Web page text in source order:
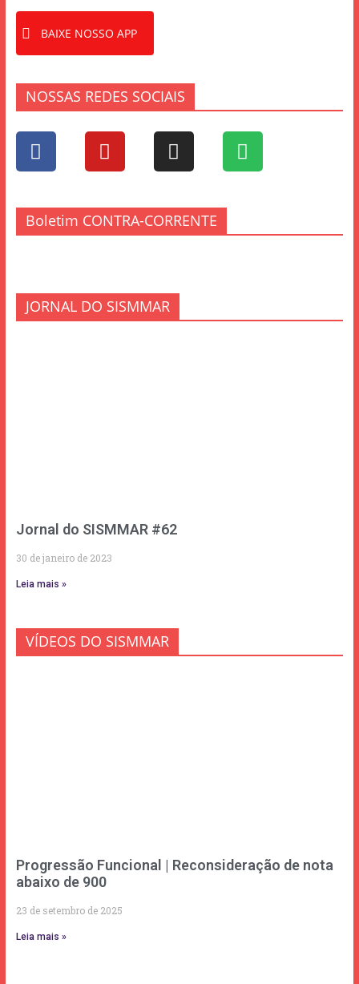
BAIXE NOSSO APP
NOSSAS REDES SOCIAIS
Boletim CONTRA-CORRENTE
JORNAL DO SISMMAR
Jornal do SISMMAR #62
30 de janeiro de 2023
Leia mais »
VÍDEOS DO SISMMAR
Progressão Funcional | Reconsideração de nota
abaixo de 900
23 de setembro de 2025
Leia mais »